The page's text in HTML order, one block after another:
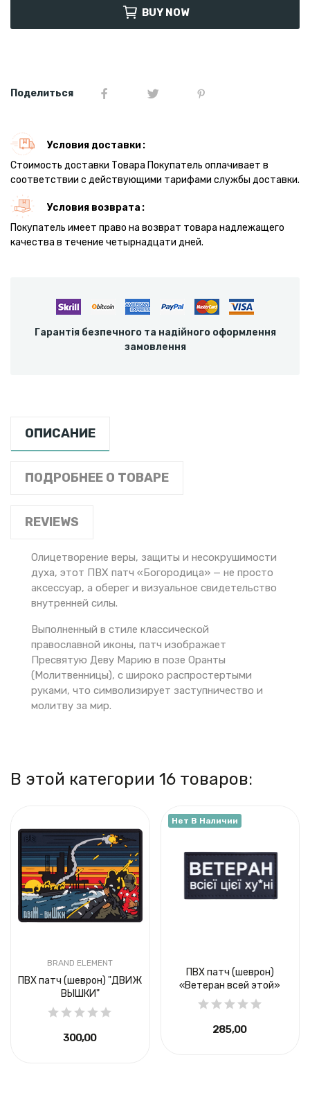
BUY NOW
Поделиться
Условия доставки
Стоимость доставки Товара Покупатель оплачивает в
соответствии с действующими тарифами службы доставки.
Условия возврата
Покупатель имеет право на возврат товара надлежащего
качества в течение четырнадцати дней.
Гарантія безпечного та надійного оформлення
замовлення
ОПИСАНИЕ
ПОДРОБНЕЕ О ТОВАРЕ
REVIEWS
Олицетворение веры, защиты и несокрушимости
духа, этот ПВХ патч «Богородица» — не просто
аксессуар, а оберег и визуальное свидетельство
внутренней силы.
Выполненный в стиле классической
православной иконы, патч изображает
Пресвятую Деву Марию в позе Оранты
(Молитвенницы), с широко распростертыми
руками, что символизирует заступничество и
молитву за мир.
В этой категории 16 товаров:
BRAND ELEMENT
ПВХ патч (шеврон) "ДВИЖ
ВЫШКИ"
300,00 ₴
Нет В Наличии
ПВХ патч (шеврон)
«Ветеран всей этой»
285,00 ₴